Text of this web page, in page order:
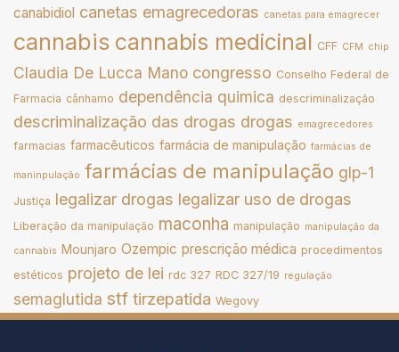
canabidiol canetas emagrecedoras canetas para emagrecer
cannabis cannabis medicinal CFF CFM chip
Claudia De Lucca Mano congresso Conselho Federal de
Farmacia cânhamo dependência quimica descriminalização
descriminalização das drogas drogas emagrecedores
farmacias farmacêuticos farmácia de manipulação farmácias de
maninpulação farmácias de manipulação glp-1
Justiça legalizar drogas legalizar uso de drogas
Liberação da manipulação maconha manipulação manipulação da
cannabis Mounjaro Ozempic prescrição médica procedimentos
estéticos projeto de lei rdc 327 RDC 327/19 regulação
semaglutida stf tirzepatida Wegovy